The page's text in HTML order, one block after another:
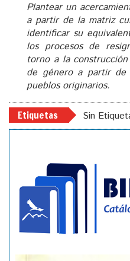
Plantear un
a partir de la matriz
identificar su
los procesos de
torno a la
de género a partir de
pueblos originarios.
Etiquetas Sin